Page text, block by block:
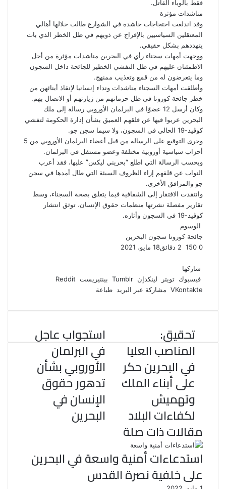
فقط بالوباء القاتل.
مناشدات مؤثرة
وقد اندلعت احتجاجات حاشدة في الشوارع طالب خلالها أهالي
المعتقلين السياسيين بالإفراج عن ذويهم في ظل الخطر الذي بات
يتهددهم بشكل حقيقي.
ووجهت أمهات سجناء رأي في البحرين مناشدات مؤثرة من أجل
الاطمئنان عليهم في ظل التفشي الخطير للجائحة داخل السجون
وما يتعرضون له من قمع وتعذيب ممنهج.
وأطلقت أمهات السجناء مناشدات ونداء إنسانيا لإنقاذ أبنائهن من
خطر جائحة كورونا في ظل حرمانهم من زيارتهم أو الاتصال بهم.
وكان أرسل 12 عضوًا في البرلمان الأوروبي رسالة إلى ملك
البحرين عربوا فيها عن قلقهم العميق بشأن إدارة الحكومة لتفشي
كوڤيد-19 الحالي في السجون، ولا سيما سجن جو.
وجرى التوقيع على الرسالة من قبل أعضاء البرلمان الأوروبي من 5
أحزاب سياسية أوروبية مختلفة وعضو مستقل في البرلمان.
وبحسب الرسالة التي اطلع “بحريني ليكس” عليها، فقد أعرب
النواب عن قلقهم إزاء الظروف السيئة التي طال أمدها في سجن
جو والمرافق الأخرى.
وانتقدت الافتقار إلى الشفافية فيما يتعلق بصحة السجناء، وسط
تقارير مفصلة نشرتها منظمات حقوق الإنسان، توثق انتشار
كوڤيد-19 في السجون وأثاره.
الوسوم
جائحة كورونا سجون البحرين
18 مايو، 2021
0
ي
س
ب
ك
و
ي
ت
ي
ن
ك
إ
T
u
m
l
ي
ن
ت
ر
س
ت
R
e
d
i
ا
ت
س
ب
شاركها
فيسبوك تويتر لينكدإن بينتيريست
مشاركة عبر البريد طباعة
استجواب عاجل
في البرلمان
الأوروبي بشأن
تدهور حقوق
الإنسان في
البحرين
تحقيق:
المناصب العليا
في البحرين حكر
على أبناء الملك
وتهميش
لكفاءات البلاد
مقالات ذات صلة
استدعاءات أمنية واسعة في البحرين
على خلفية نصرة القدس